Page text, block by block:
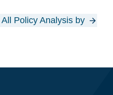
All Policy Analysis by احمد شعراوی